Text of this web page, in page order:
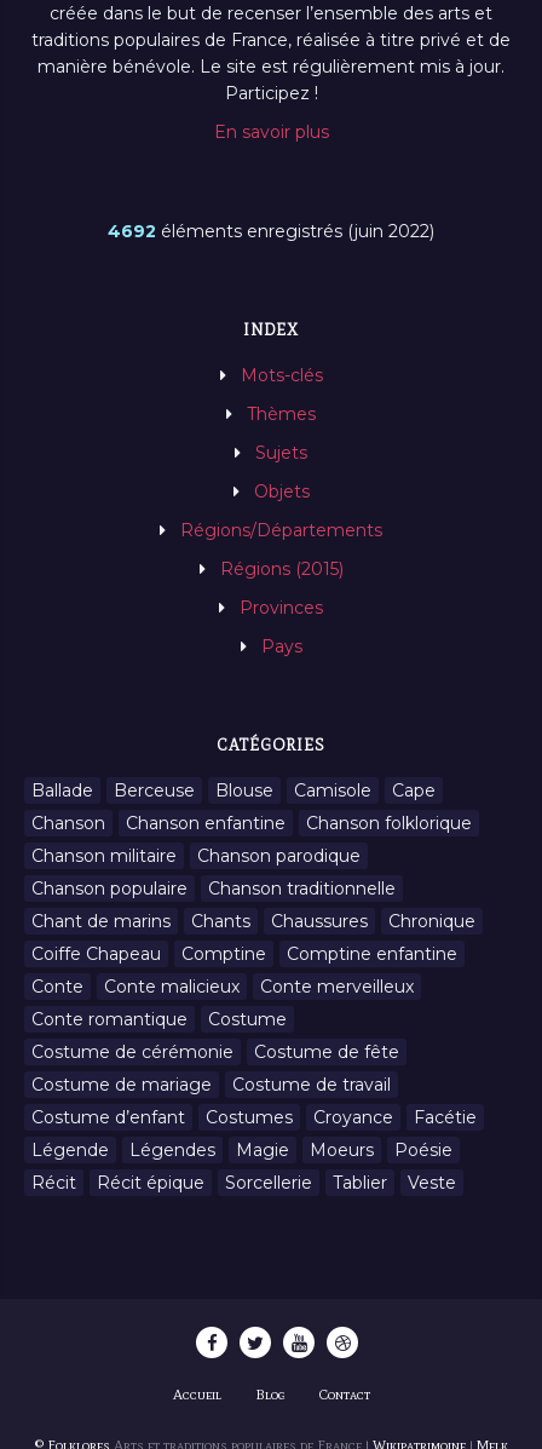
créée dans le but de recenser l’ensemble des arts et
traditions populaires de France, réalisée à titre privé et de
manière bénévole. Le site est régulièrement mis à jour.
Participez !
En savoir plus
4692 éléments enregistrés (juin 2022)
INDEX
Mots-clés
Thèmes
Sujets
Objets
Régions/Départements
Régions (2015)
Provinces
Pays
CATÉGORIES
Ballade Berceuse Blouse Camisole
Cape
Chanson
Chanson enfantine
Chanson folklorique
Chanson militaire
Chanson parodique
Chanson populaire
Chanson traditionnelle
Chant de marins
Chants Chaussures
Chronique
Coiffe Chapeau
Comptine
Comptine enfantine
Conte
Conte malicieux
Conte merveilleux
Conte romantique
Costume
Costume de cérémonie
Costume de fête
Costume de mariage
Costume de travail
Costume d’enfant
Costumes Croyance
Facétie
Légende
Légendes Magie Moeurs
Poésie
Récit
Récit épique Sorcellerie Tablier Veste
Accueil Blog Contact
© Folklores Arts et traditions populaires de France | Wikipatrimoine| Melk